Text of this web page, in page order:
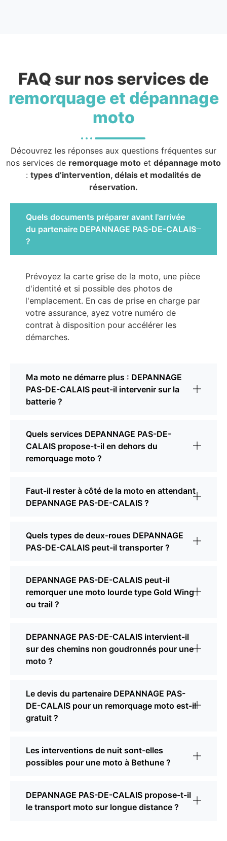
FAQ sur nos services de
remorquage et dépannage
moto
Découvrez les réponses aux questions fréquentes sur
nos services de remorquage moto et dépannage moto
: types d’intervention, délais et modalités de
réservation.
Quels documents préparer avant l'arrivée
du partenaire DEPANNAGE PAS-DE-CALAIS
?
Prévoyez la carte grise de la moto, une pièce
d'identité et si possible des photos de
l'emplacement. En cas de prise en charge par
votre assurance, ayez votre numéro de
contrat à disposition pour accélérer les
démarches.
Ma moto ne démarre plus : DEPANNAGE
PAS-DE-CALAIS peut-il intervenir sur la
batterie ?
Quels services DEPANNAGE PAS-DE-
CALAIS propose-t-il en dehors du
remorquage moto ?
Faut-il rester à côté de la moto en attendant
DEPANNAGE PAS-DE-CALAIS ?
Quels types de deux-roues DEPANNAGE
PAS-DE-CALAIS peut-il transporter ?
DEPANNAGE PAS-DE-CALAIS peut-il
remorquer une moto lourde type Gold Wing
ou trail ?
DEPANNAGE PAS-DE-CALAIS intervient-il
sur des chemins non goudronnés pour une
moto ?
Le devis du partenaire DEPANNAGE PAS-
DE-CALAIS pour un remorquage moto est-il
gratuit ?
Les interventions de nuit sont-elles
possibles pour une moto à Bethune ?
DEPANNAGE PAS-DE-CALAIS propose-t-il
le transport moto sur longue distance ?